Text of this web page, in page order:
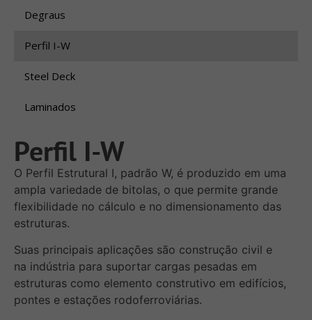
Degraus
Perfil I-W
Steel Deck
Laminados
Perfil I-W
O Perfil Estrutural I, padrão W, é produzido em uma
ampla variedade de bitolas, o que permite grande
flexibilidade no cálculo e no dimensionamento das
estruturas.
Suas principais aplicações são construção civil e
na indústria para suportar cargas pesadas em
estruturas como elemento construtivo em edifícios,
pontes e estações rodoferroviárias.